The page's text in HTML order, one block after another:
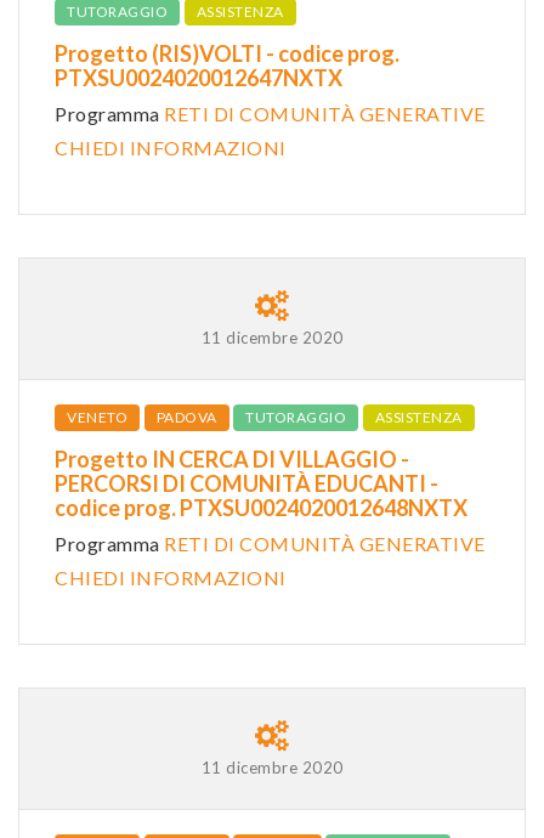
TUTORAGGIO
ASSISTENZA
Progetto (RIS)VOLTI - codice prog.
PTXSU0024020012647NXTX
Programma RETI DI COMUNITÀ GENERATIVE
CHIEDI INFORMAZIONI
11 dicembre 2020
VENETO PADOVA TUTORAGGIO ASSISTENZA
Progetto IN CERCA DI VILLAGGIO -
PERCORSI DI COMUNITÀ EDUCANTI -
codice prog. PTXSU0024020012648NXTX
Programma RETI DI COMUNITÀ GENERATIVE
CHIEDI INFORMAZIONI
11 dicembre 2020